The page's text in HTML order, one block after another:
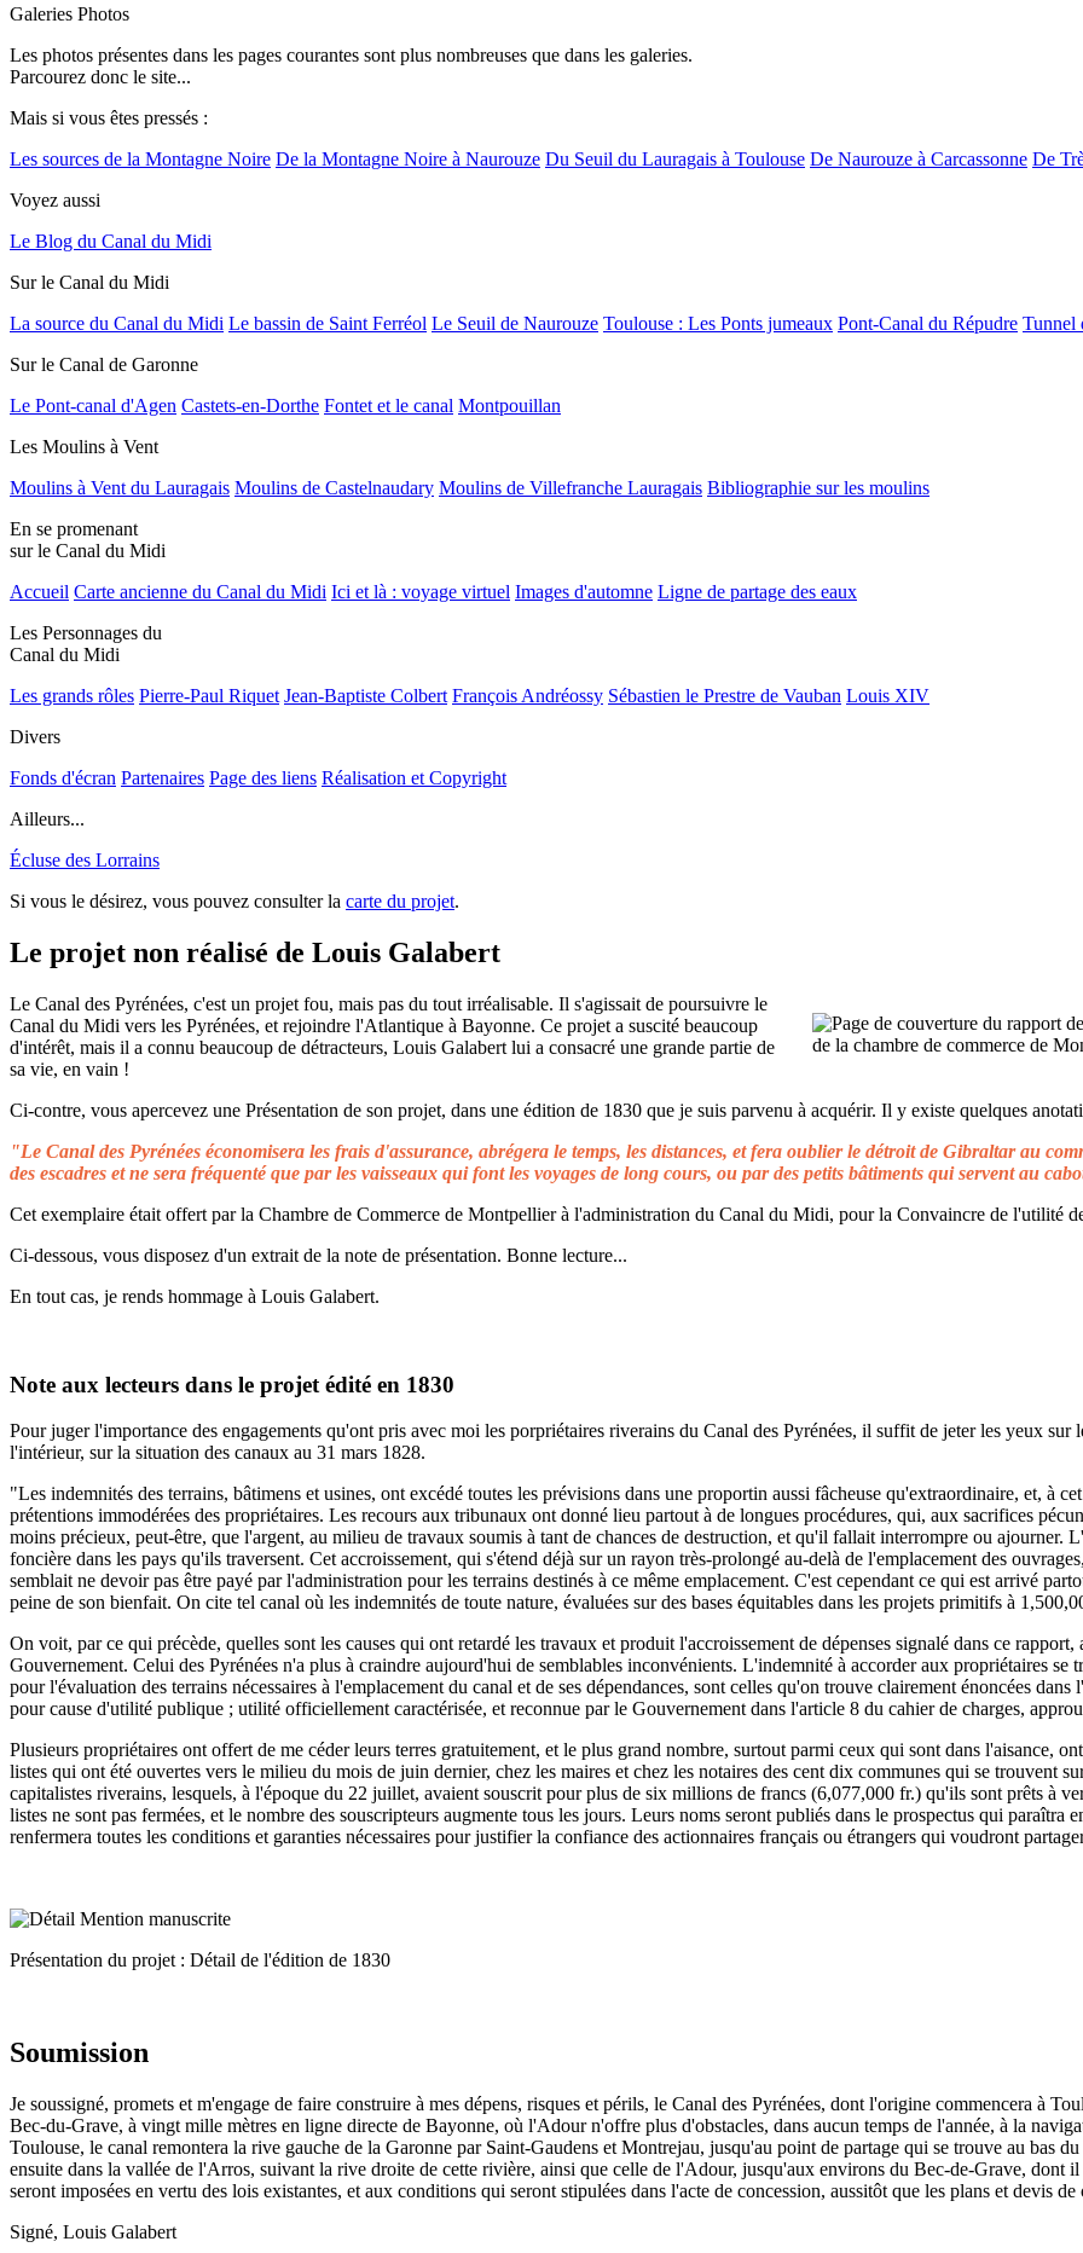
Galeries Photos
Les photos présentes dans les pages courantes sont plus nombreuses que dans les galeries.
Parcourez donc le site...
Mais si vous êtes pressés :
Les sources de la Montagne Noire De la Montagne Noire à Naurouze Du Seuil du Lauragais à Toulouse De Naurouze à Carcassonne De
Voyez aussi
Le Blog du Canal du Midi
Sur le Canal du Midi
La source du Canal du Midi Le bassin de Saint Ferréol Le Seuil de Naurouze Toulouse : Les Ponts jumeaux Pont-Canal du Répudre Tunnel
Sur le Canal de Garonne
Le Pont-canal d'Agen Castets-en-Dorthe Fontet et le canal Montpouillan
Les Moulins à Vent
Moulins à Vent du Lauragais Moulins de Castelnaudary Moulins de Villefranche Lauragais Bibliographie sur les moulins
En se promenant
sur le Canal du Midi
Accueil Carte ancienne du Canal du Midi Ici et là : voyage virtuel Images d'automne Ligne de partage des eaux
Les Personnages du
Canal du Midi
Les grands rôles Pierre-Paul Riquet Jean-Baptiste Colbert François Andréossy Sébastien le Prestre de Vauban Louis XIV
Divers
Fonds d'écran Partenaires Page des liens Réalisation et Copyright
Ailleurs...
Écluse des Lorrains
Si vous le désirez, vous pouvez consulter la carte du projet.
Le projet non réalisé de Louis Galabert
Le Canal des Pyrénées, c'est un projet fou, mais pas du tout irréalisable. Il s'agissait de poursuivre le
Canal du Midi vers les Pyrénées, et rejoindre l'Atlantique à Bayonne. Ce projet a suscité beaucoup
d'intérêt, mais il a connu beaucoup de détracteurs, Louis Galabert lui a consacré une grande partie de
sa vie, en vain !
Ci-contre, vous apercevez une Présentation de son projet, dans une édition de 1830 que je suis parvenu à acquérir. Il y existe quelques
"Le Canal des Pyrénées économisera les frais d'assurance, abrégera le temps, les distances, et fera oublier le détroit de Gibraltar au
des escadres et ne sera fréquenté que par les vaisseaux qui font les voyages de long cours, ou par des petits bâtiments qui servent au
Cet exemplaire était offert par la Chambre de Commerce de Montpellier à l'administration du Canal du Midi, pour la Convaincre de l'utilité
Ci-dessous, vous disposez d'un extrait de la note de présentation. Bonne lecture...
En tout cas, je rends hommage à Louis Galabert.
Note aux lecteurs dans le projet édité en 1830
Pour juger l'importance des engagements qu'ont pris avec moi les porpriétaires riverains du Canal des Pyrénées, il suffit de jeter les yeux
l'intérieur, sur la situation des canaux au 31 mars 1828.
"Les indemnités des terrains, bâtimens et usines, ont excédé toutes les prévisions dans une proportin aussi fâcheuse qu'extraordinaire, et, à
prétentions immodérées des propriétaires. Les recours aux tribunaux ont donné lieu partout à de longues procédures, qui, aux sacrifices
moins précieux, peut-être, que l'argent, au milieu de travaux soumis à tant de chances de destruction, et qu'il fallait interrompre ou ajourner.
foncière dans les pays qu'ils traversent. Cet accroissement, qui s'étend déjà sur un rayon très-prolongé au-delà de l'emplacement des
semblait ne devoir pas être payé par l'administration pour les terrains destinés à ce même emplacement. C'est cependant ce qui est arrivé
peine de son bienfait. On cite tel canal où les indemnités de toute nature, évaluées sur des bases équitables dans les projets primitifs à
On voit, par ce qui précède, quelles sont les causes qui ont retardé les travaux et produit l'accroissement de dépenses signalé dans ce
Gouvernement. Celui des Pyrénées n'a plus à craindre aujourd'hui de semblables inconvénients. L'indemnité à accorder aux propriétaires se
pour l'évaluation des terrains nécessaires à l'emplacement du canal et de ses dépendances, sont celles qu'on trouve clairement énoncées
pour cause d'utilité publique ; utilité officiellement caractérisée, et reconnue par le Gouvernement dans l'article 8 du cahier de charges,
Plusieurs propriétaires ont offert de me céder leurs terres gratuitement, et le plus grand nombre, surtout parmi ceux qui sont dans l'aisance,
listes qui ont été ouvertes vers le milieu du mois de juin dernier, chez les maires et chez les notaires des cent dix communes qui se trouvent
capitalistes riverains, lesquels, à l'époque du 22 juillet, avaient souscrit pour plus de six millions de francs (6,077,000 fr.) qu'ils sont prêts à
listes ne sont pas fermées, et le nombre des souscripteurs augmente tous les jours. Leurs noms seront publiés dans le prospectus qui
renfermera toutes les conditions et garanties nécessaires pour justifier la confiance des actionnaires français ou étrangers qui voudront
Présentation du projet : Détail de l'édition de 1830
Soumission
Je soussigné, promets et m'engage de faire construire à mes dépens, risques et périls, le Canal des Pyrénées, dont l'origine commencera à
Bec-du-Grave, à vingt mille mètres en ligne directe de Bayonne, où l'Adour n'offre plus d'obstacles, dans aucun temps de l'année, à la
Toulouse, le canal remontera la rive gauche de la Garonne par Saint-Gaudens et Montrejau, jusqu'au point de partage qui se trouve au bas
ensuite dans la vallée de l'Arros, suivant la rive droite de cette rivière, ainsi que celle de l'Adour, jusqu'aux environs du Bec-de-Grave, dont
seront imposées en vertu des lois existantes, et aux conditions qui seront stipulées dans l'acte de concession, aussitôt que les plans et devis
Signé, Louis Galabert